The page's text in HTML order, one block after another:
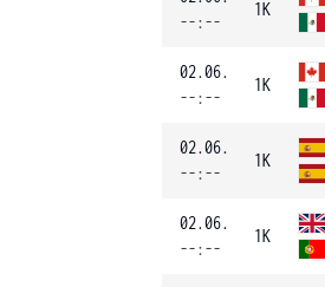
--:--
1K
02.06.
--:--
1K
02.06.
--:--
1K
02.06.
--:--
1K